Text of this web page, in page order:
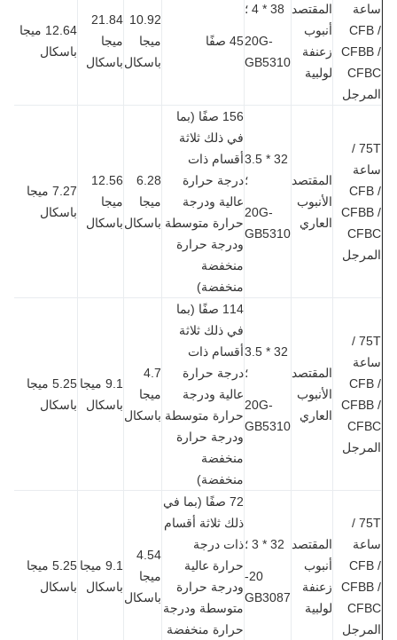
المقتصد
أنبوب
زعنفة
لولبية
38 * 4 ؛
GB5310
45 صفًا
10.92
باسكال
21.84
ميجا
باسكال
12.64 ميجا
باسكال
75T /
المقتصد
الأنبوب
العاري
32 * 3.5
GB5310
156 صفًا (بما
في ذلك ثلاثة
أقسام ذات
درجة حرارة
عالية ودرجة
حرارة متوسطة
ودرجة حرارة
منخفضة
منخفضة)
6.28
ميجا
باسكال
12.56
ميجا
باسكال
7.27 ميجا
باسكال
75T /
المقتصد
الأنبوب
العاري
32 * 3.5
GB5310
114 صفًا (بما
في ذلك ثلاثة
أقسام ذات
درجة حرارة
عالية ودرجة
حرارة متوسطة
ودرجة حرارة
منخفضة
منخفضة)
4.7
ميجا
باسكال
9.1 ميجا
باسكال
5.25 ميجا
باسكال
75T /
المقتصد
أنبوب
زعنفة
لولبية
32 * 3 ؛
GB3087
72 صفًا (بما في
ذلك ثلاثة أقسام
ذات درجة
حرارة عالية
ودرجة حرارة
متوسطة ودرجة
حرارة منخفضة
باسكال
9.1 ميجا
باسكال
5.25 ميجا
باسكال